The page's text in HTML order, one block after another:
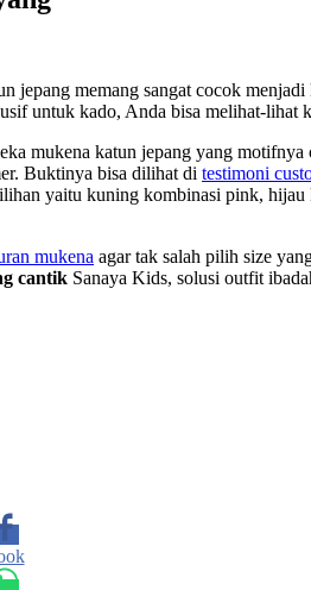
jepang memang sangat cocok
untuk kado, Anda bisa melihat-lihat
mukena katun jepang yang
Buktinya bisa dilihat di testimoni
yaitu kuning kombinasi pink,
mukena agar tak salah pilih size
cantik Sanaya Kids, solusi outfit